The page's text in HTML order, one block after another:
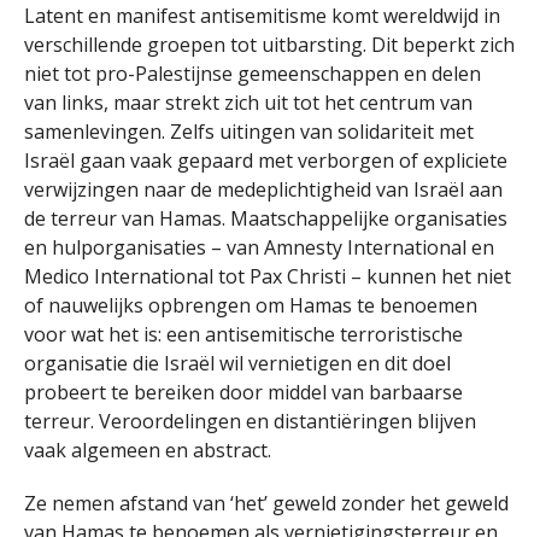
Latent en manifest antisemitisme komt wereldwijd in
verschillende groepen tot uitbarsting. Dit beperkt zich
niet tot pro-Palestijnse gemeenschappen en delen
van links, maar strekt zich uit tot het centrum van
samenlevingen. Zelfs uitingen van solidariteit met
Israël gaan vaak gepaard met verborgen of expliciete
verwijzingen naar de medeplichtigheid van Israël aan
de terreur van Hamas. Maatschappelijke organisaties
en hulporganisaties – van Amnesty International en
Medico International tot Pax Christi – kunnen het niet
of nauwelijks opbrengen om Hamas te benoemen
voor wat het is: een antisemitische terroristische
organisatie die Israël wil vernietigen en dit doel
probeert te bereiken door middel van barbaarse
terreur. Veroordelingen en distantiëringen blijven
vaak algemeen en abstract.
Ze nemen afstand van ‘het’ geweld zonder het geweld